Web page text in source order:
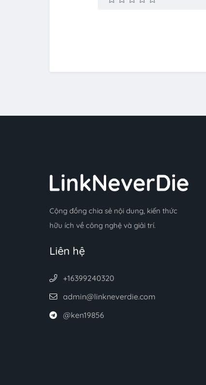
Cộng đồng chia sẻ nội dung, kiến thức
hữu ích về công nghệ và giải trí.
Liên hệ
+16399240320
admin@linkneverdie.com
@ken19856